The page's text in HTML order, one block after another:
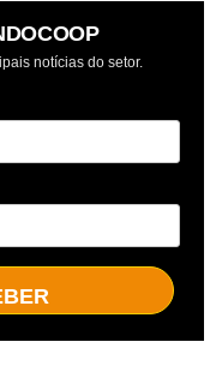
notícias do setor.